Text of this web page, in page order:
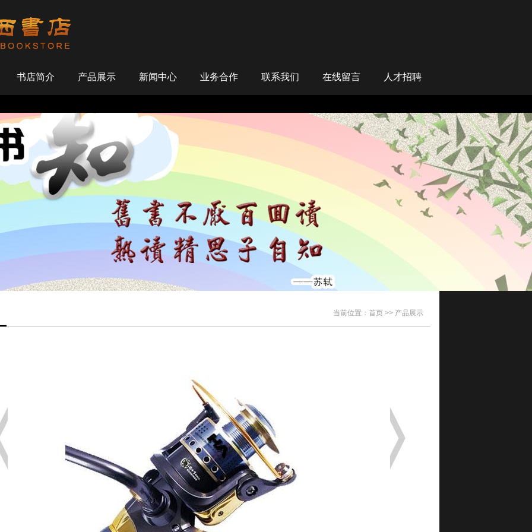
书店简介 产品展示 新闻中心 业务合作 联系我们 在线留言 人才招聘
当前位置： 首页 >> 产品展示